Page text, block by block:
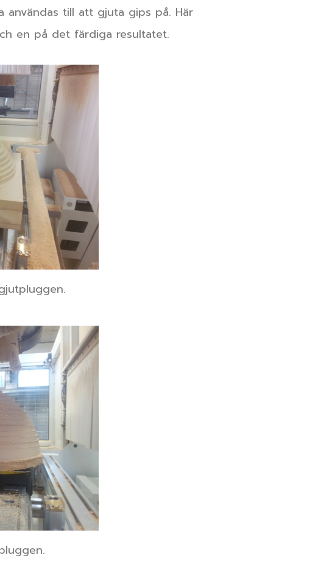
användas till att gjuta gips på. Här
en på det färdiga resultatet.